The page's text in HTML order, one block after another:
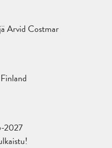
Arvid Costmar
2027